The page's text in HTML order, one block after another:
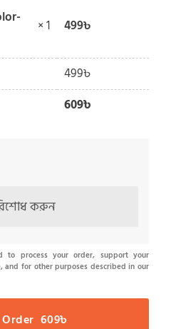
× 1 499৳
499৳
609৳
করুন
to process your order, support your
and for other purposes described in our
Order 609৳